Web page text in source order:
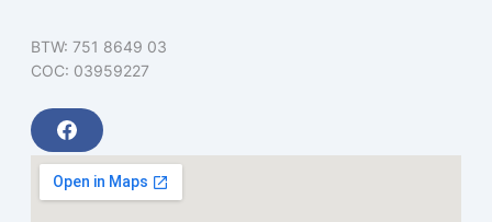
BTW: 751 8649 03
COC: 03959227
F
a
c
e
b